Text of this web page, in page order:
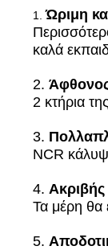
1.Ώριμη
καλά
2.
2 κτήρια
3.
NCR
4. Ακριβής
Τα μέρη θα
5.